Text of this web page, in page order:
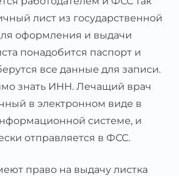
лист из государственной
оформления и выдачи
понадобится паспорт и
все данные для записи.
знать ИНН. Лечащий врач
в электронном виде в
системе, и
отправляется в ФСС.
право на выдачу листка